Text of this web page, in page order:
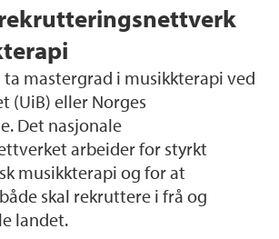
ta mastergrad i musikkterapi ved
(UiB) eller Norges
Det nasjonale
arbeider for styrkt
musikkterapi og for at
skal rekruttere i frå og
landet.